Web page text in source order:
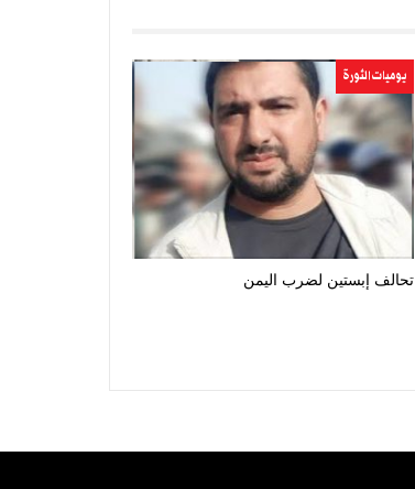
يوميات الثورة
تحالف إبستين لضرب اليمن